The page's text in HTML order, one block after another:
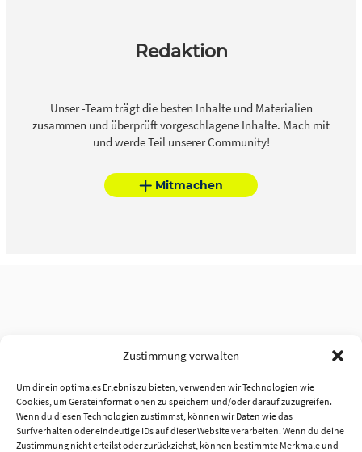
Zustimmung verwalten
Um dir ein optimales Erlebnis zu bieten, verwenden wir Technologien wie
Cookies, um Geräteinformationen zu speichern und/oder darauf zuzugreifen.
Wenn du diesen Technologien zustimmst, können wir Daten wie das
Surfverhalten oder eindeutige IDs auf dieser Website verarbeiten. Wenn du deine
Zustimmung nicht erteilst oder zurückziehst, können bestimmte Merkmale und
Redaktion
Unser -Team trägt die besten Inhalte und Materialien
zusammen und überprüft vorgeschlagene Inhalte. Mach mit
und werde Teil unserer Community!
Mitmachen